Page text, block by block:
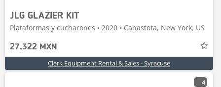
JLG GLAZIER KIT
Plataformas y cucharones • 2020 • Canastota, New York, US
27,322 MXN
Clark Equipment Rental & Sales - Syracuse
4